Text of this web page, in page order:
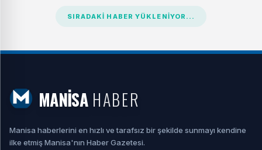
SIRADAKI HABER YÜKLENIYOR...
MANİSA HABER
Manisa haberlerini en hızlı ve tarafsız bir şekilde sunmayı kendine
ilke etmiş Manisa'nın Haber Gazetesi.